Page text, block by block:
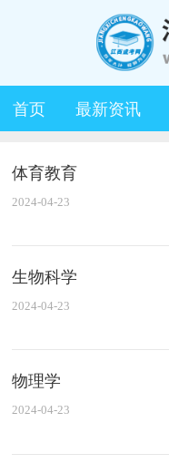
首页 最新资讯
体育教育
2024-04-23
生物科学
2024-04-23
物理学
2024-04-23